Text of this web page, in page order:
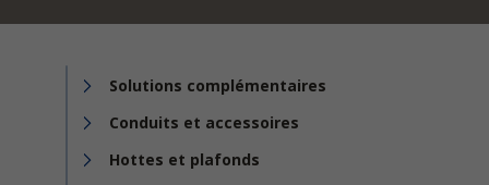
Solutions complémentaires
Conduits et accessoires
Hottes et plafonds